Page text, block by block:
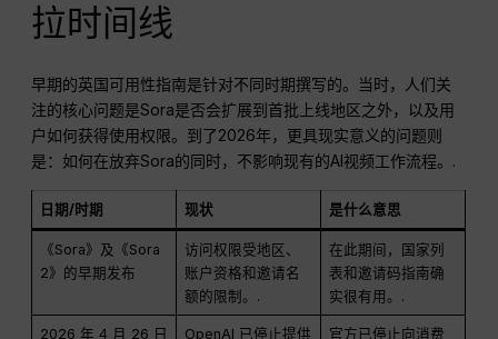
拉时间线
早期的英国可用性指南是针对不同时期撰写的。当时，人们关
注的核心问题是Sora是否会扩展到首批上线地区之外，以及用
户如何获得使用权限。到了2026年，更具现实意义的问题则
是：如何在放弃Sora的同时，不影响现有的AI视频工作流程。.
日期/时期 现状 是什么意思
《Sora》及《Sora
2》的早期发布
访问权限受地区、
账户资格和邀请名
额的限制。.
在此期间，国家列
表和邀请码指南确
实很有用。.
2026 年 4 月 26 日 OpenAI 已停止提供 官方已停止向消费